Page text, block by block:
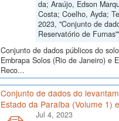
da; Araújo, Edson
Costa; Coelho, Ayda;
2023, "Conjunto de
Reservatório de
Conjunto de dados públicos do
Embrapa Solos (Rio de Janeiro) e
Reco...
Conjunto de dados do
Estado da Paraíba (Volume 1)
Jul 4, 2023